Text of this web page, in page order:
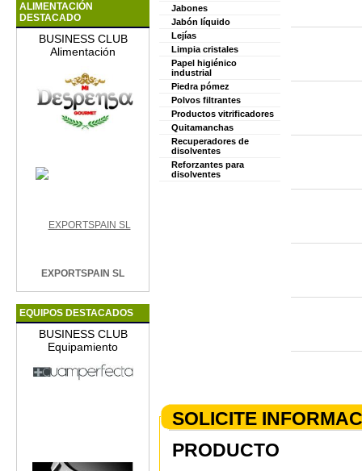
ALIMENTACIÓN
DESTACADO
BUSINESS CLUB
Alimentación
EXPORTSPAIN SL
EQUIPOS DESTACADOS
BUSINESS CLUB
Equipamiento
Jabones
Jabón líquido
Lejías
Limpia cristales
Papel higiénico
industrial
Piedra pómez
Polvos filtrantes
Productos vitrificadores
Quitamanchas
Recuperadores de
disolventes
Reforzantes para
disolventes
SOLICITE
PRODUCTO